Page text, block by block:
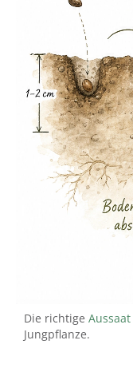
Die richtige Aussaat
Jungpflanze.